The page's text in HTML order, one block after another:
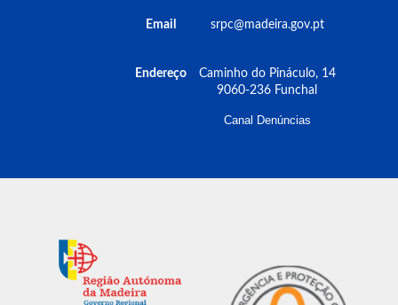
Email
Endereço
srpc@madeira.gov.pt
Caminho do Pináculo, 14
9060-236 Funchal
Canal Denúncias